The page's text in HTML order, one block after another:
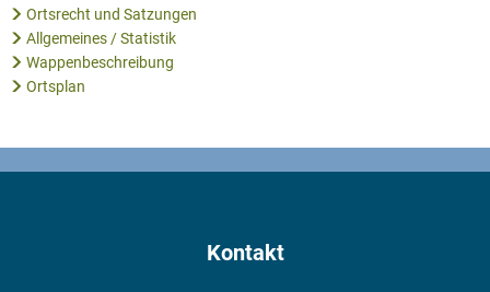
Ortsrecht und Satzungen
Allgemeines / Statistik
Wappenbeschreibung
Ortsplan
Kontakt